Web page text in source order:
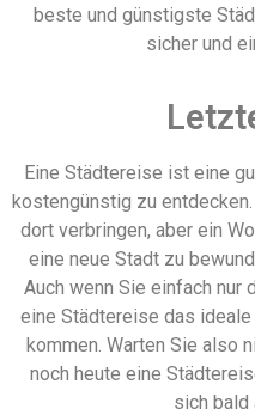
beste und günstigste
sicher und
Eine Städtereise ist eine
kostengünstig zu
dort verbringen, aber ein
eine neue Stadt zu
Auch wenn Sie einfach
eine Städtereise das
kommen. Warten Sie also
noch heute eine
sich bald